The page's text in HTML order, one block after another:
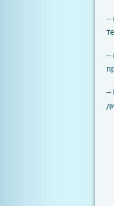
–
–
–